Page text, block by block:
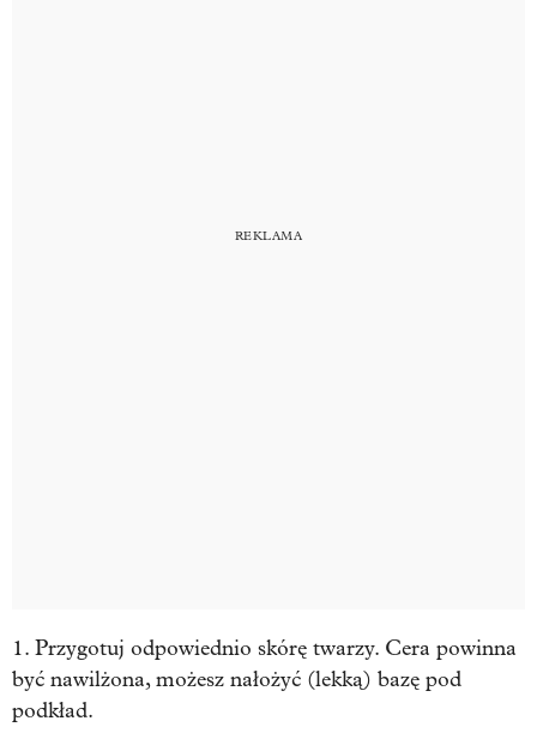
1. Przygotuj odpowiednio skórę twarzy. Cera powinna
być nawilżona, możesz nałożyć (lekką) bazę pod
podkład.